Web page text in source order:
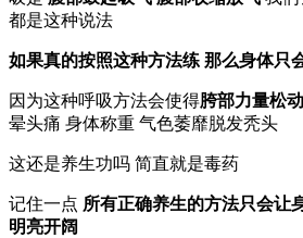
都是这种说法
如果真的按照这种方法练 那么身体只
因为这种呼吸方法会使得胯部力量松
晕头痛 身体称重 气色萎靡脱发秃头
这还是养生功吗 简直就是毒药
记住一点 所有正确养生的方法只会让
明亮开阔